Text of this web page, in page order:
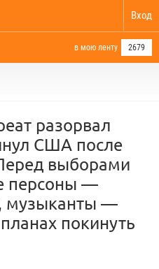
Вход
в мою ленту 2679
разорвал
США после
выборами
персоны —
музыканты —
покинуть